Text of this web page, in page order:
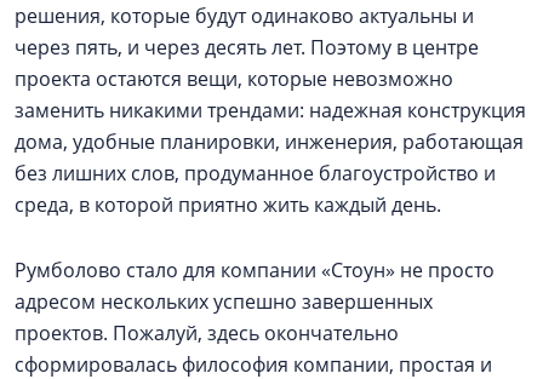
решения, которые будут одинаково актуальны и
через пять, и через десять лет. Поэтому в центре
проекта остаются вещи, которые невозможно
заменить никакими трендами: надежная конструкция
дома, удобные планировки, инженерия, работающая
без лишних слов, продуманное благоустройство и
среда, в которой приятно жить каждый день.
Румболово стало для компании «Стоун» не просто
адресом нескольких успешно завершенных
проектов. Пожалуй, здесь окончательно
сформировалась философия компании, простая и